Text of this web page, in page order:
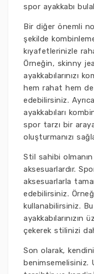
spor ayakkabı
Bir diğer önemli
şekilde
kıyafetlerinizle
Örneğin, skinny
ayakkabılarınızı
hem rahat hem
edebilirsiniz.
ayakkabıları
spor tarzı bir
oluşturmanızı
Stil sahibi
aksesuarlardır.
aksesuarlarla
edebilirsiniz.
kullanabilirsiniz.
ayakkabılarınızın
çekerek stilinizi
Son olarak,
benimsemelisiniz.